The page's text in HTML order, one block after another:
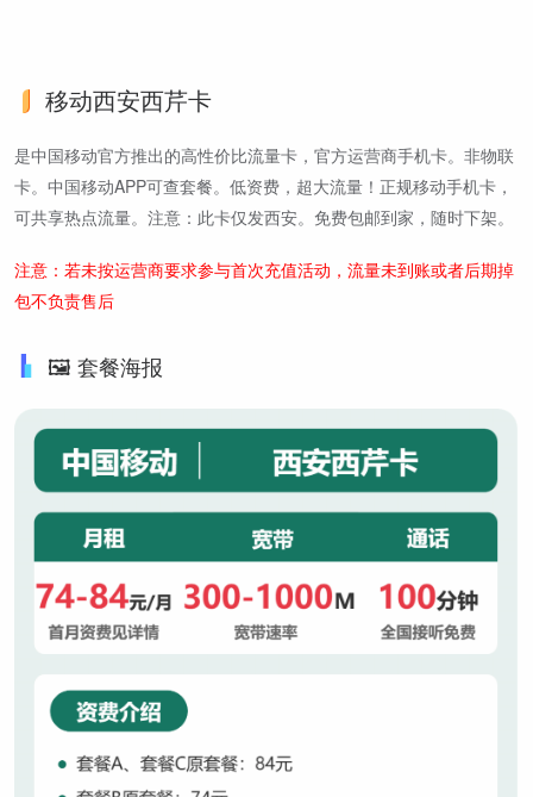
移动西安西芹卡
是中国移动官方推出的高性价比流量卡，官方运营商手机卡。非物联
卡。中国移动APP可查套餐。低资费，超大流量！正规移动手机卡，
可共享热点流量。注意：此卡仅发西安。免费包邮到家，随时下架。
注意：若未按运营商要求参与首次充值活动，流量未到账或者后期掉
包不负责售后
🖼️ 套餐海报